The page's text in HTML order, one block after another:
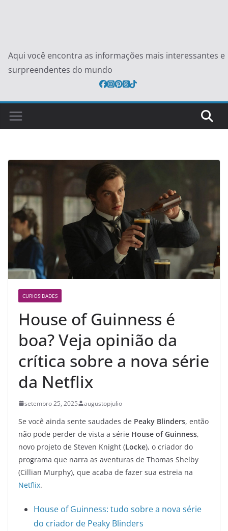
Aqui você encontra as informações mais interessantes e
surpreendentes do mundo
CURIOSIDADES
House of Guinness é
boa? Veja opinião da
crítica sobre a nova série
da Netflix
setembro 25, 2025 augustopjulio
Se você ainda sente saudades de Peaky Blinders, então
não pode perder de vista a série House of Guinness,
novo projeto de Steven Knight (Locke), o criador do
programa que narra as aventuras de Thomas Shelby
(Cillian Murphy), que acaba de fazer sua estreia na
Netflix.
House of Guinness: tudo sobre a nova série
do criador de Peaky Blinders